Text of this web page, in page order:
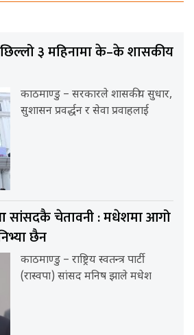
३ महिनामा के–के शासकीय
काठमाण्डु – सरकारले शासकीय सुधार,
सुशासन प्रवर्द्धन र सेवा प्रवाहलाई
सांसदकै चेतावनी : मधेशमा आगो
छैन
काठमाण्डु – राष्ट्रिय स्वतन्त्र पार्टी
(रास्वपा) सांसद मनिष झाले मधेश